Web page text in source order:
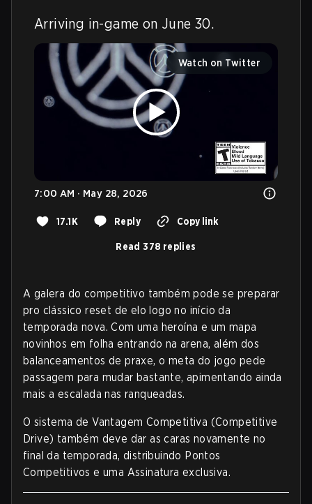
Arriving in-game on June 30.
Watch on Twitter
7:00 AM · May 28, 2026
17.1K Reply Copy link
Read 378 replies
A galera do competitivo também pode se preparar
pro clássico reset de elo logo no início da
temporada nova. Com uma heroína e um mapa
novinhos em folha entrando na arena, além dos
balanceamentos de praxe, o meta do jogo pede
passagem para mudar bastante, apimentando ainda
mais a escalada nas ranqueadas.
O sistema de Vantagem Competitiva (Competitive
Drive) também deve dar as caras novamente no
final da temporada, distribuindo Pontos
Competitivos e uma Assinatura exclusiva.